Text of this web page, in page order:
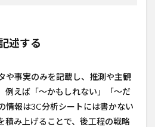
述する
や事実のみを記載し、推測や主観
例えば「～かもしれない」「～だ
情報は3C分析シートには書かない
積み上げることで、後工程の戦略